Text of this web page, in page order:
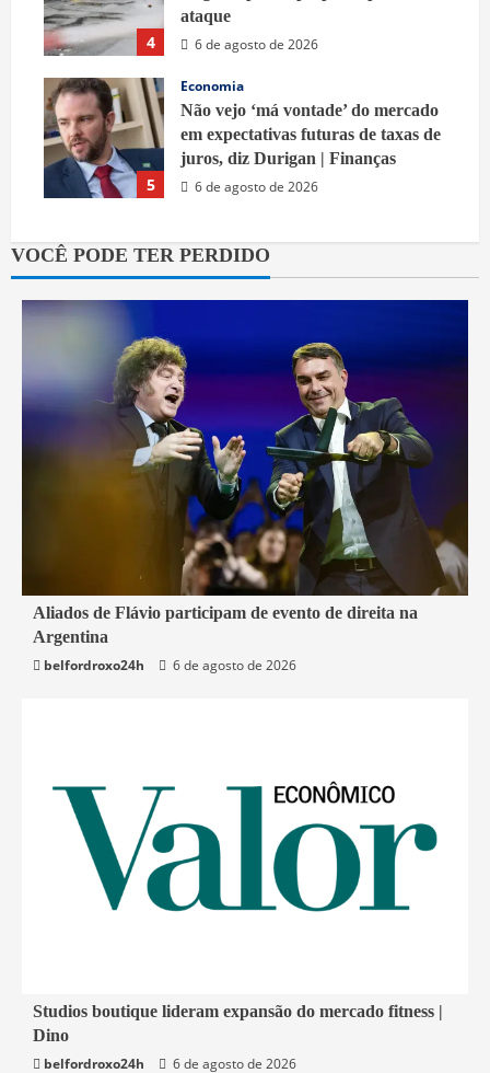
4
ataque
6 de agosto de 2026
5
Economia
Não vejo ‘má vontade’ do mercado
em expectativas futuras de taxas de
juros, diz Durigan | Finanças
6 de agosto de 2026
VOCÊ PODE TER PERDIDO
2 min read
Mundo
Aliados de Flávio participam de evento de direita na
Argentina
belfordroxo24h
6 de agosto de 2026
4 min read
Economia
Studios boutique lideram expansão do mercado fitness |
Dino
belfordroxo24h
6 de agosto de 2026